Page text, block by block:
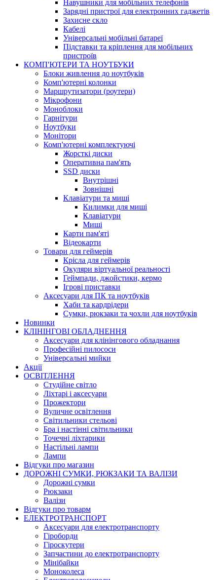
Навушники для мобільних телефонів
Зарядні пристрої для електронних гаджетів
Захисне скло
Кабелі
Універсальні мобільні батареї
Підставки та кріплення для мобільних
пристроїв
КОМП'ЮТЕРИ ТА НОУТБУКИ
Блоки живлення до ноутбуків
Комп'ютерні колонки
Маршрутизатори (роутери)
Мікрофони
Моноблоки
Гарнітури
Ноутбуки
Монітори
Комп'ютерні комплектуючі
Жорсткі диски
Оперативна пам'ять
SSD диски
Внутрішні
Зовнішні
Клавіатури та миші
Килимки для миші
Клавіатури
Миші
Карти пам'яті
Відеокарти
Товари для геймерів
Крісла для геймерів
Окуляри віртуальної реальності
Геймпади, джойстики, кермо
Ігрові приставки
Аксесуари для ПК та ноутбуків
Хаби та кардрідери
Сумки, рюкзаки та чохли для ноутбуків
Новинки
КЛІНІНГОВІ ОБЛАДНЕННЯ
Аксесуари для клінінгового обладнання
Професійні пилососи
Універсальні мийки
Акції
ОСВІТЛЕННЯ
Студійне світло
Ліхтарі і аксесуари
Прожектори
Вуличне освітлення
Світильники стельові
Бра і настінні світильники
Точечні ліхтарики
Настільні лампи
Лампи
Відгуки про магазин
ДОРОЖНІ СУМКИ, РЮКЗАКИ ТА ВАЛІЗИ
Дорожні сумки
Рюкзаки
Валізи
Відгуки про товарм
ЕЛЕКТРОТРАНСПОРТ
Аксесуари для електротранспорту
Гіроборди
Гіроскутери
Запчастини до електротранспорту
Мінібайки
Моноколеса